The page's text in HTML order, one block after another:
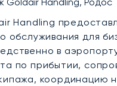
Handling
обслуживания для
в
по прибытии,
координацию